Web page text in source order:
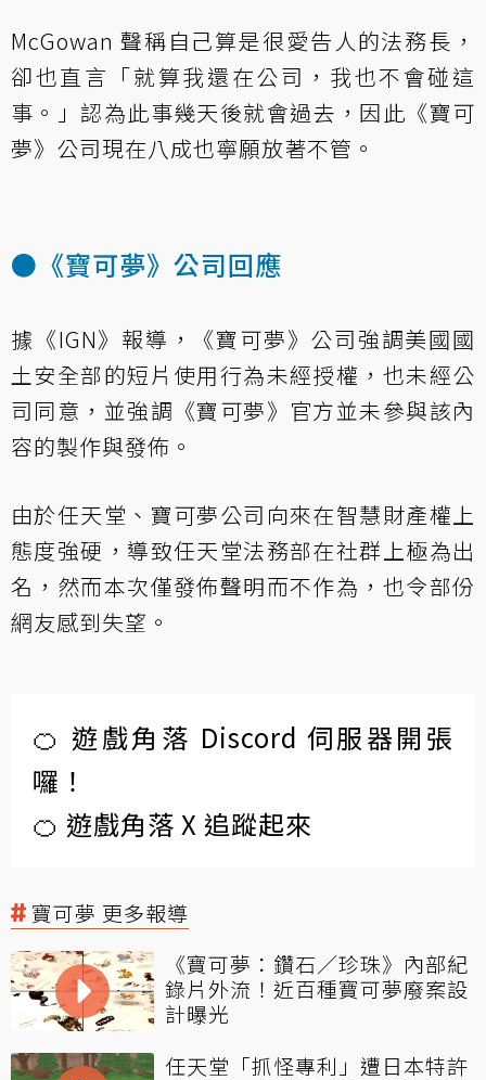
McGowan 聲稱自己算是很愛告人的法務長，
卻也直言「就算我還在公司，我也不會碰這
事。」認為此事幾天後就會過去，因此《寶可
夢》公司現在八成也寧願放著不管。
●《寶可夢》公司回應
據《IGN》報導，《寶可夢》公司強調美國國
土安全部的短片使用行為未經授權，也未經公
司同意，並強調《寶可夢》官方並未參與該內
容的製作與發佈。
由於任天堂、寶可夢公司向來在智慧財產權上
態度強硬，導致任天堂法務部在社群上極為出
名，然而本次僅發佈聲明而不作為，也令部份
網友感到失望。
🍊 遊戲角落 Discord 伺服器開張
囉！
🍊 遊戲角落 X 追蹤起來
寶可夢 更多報導
《寶可夢：鑽石／珍珠》內部紀
錄片外流！近百種寶可夢廢案設
計曝光
任天堂「抓怪專利」遭日本特許